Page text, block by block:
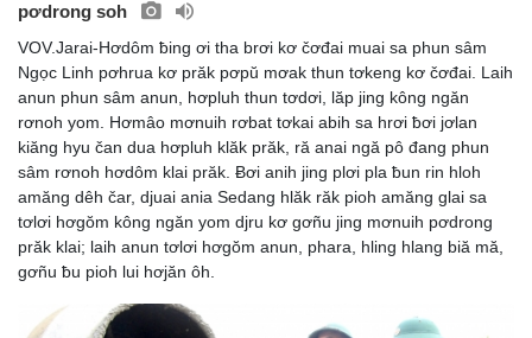
pơdrong soh
VOV.Jarai-Hơdôm ƀing ơi tha brơi kơ čơđai muai sa phun sâm
Ngọc Linh pơhrua kơ prăk pơpŭ mơak thun tơkeng kơ čơđai. Laih
anun phun sâm anun, hơpluh thun tơdơi, lăp jing kông ngăn
rơnoh yom. Hơmâo mơnuih rơbat tơkai abih sa hrơi ƀơi jơlan
kiăng hyu čan dua hơpluh klăk prăk, ră anai ngă pô đang phun
sâm rơnoh hơdôm klai prăk. Ƀơi anih jing plơi pla ƀun rin hloh
amăng dêh čar, djuai ania Sedang hlăk răk pioh amăng glai sa
tơlơi hơgŏm kông ngăn yom djru kơ gơñu jing mơnuih pơdrong
prăk klai; laih anun tơlơi hơgŏm anun, phara, hling hlang biă mă,
gơñu ƀu pioh lui hơjăn ôh.